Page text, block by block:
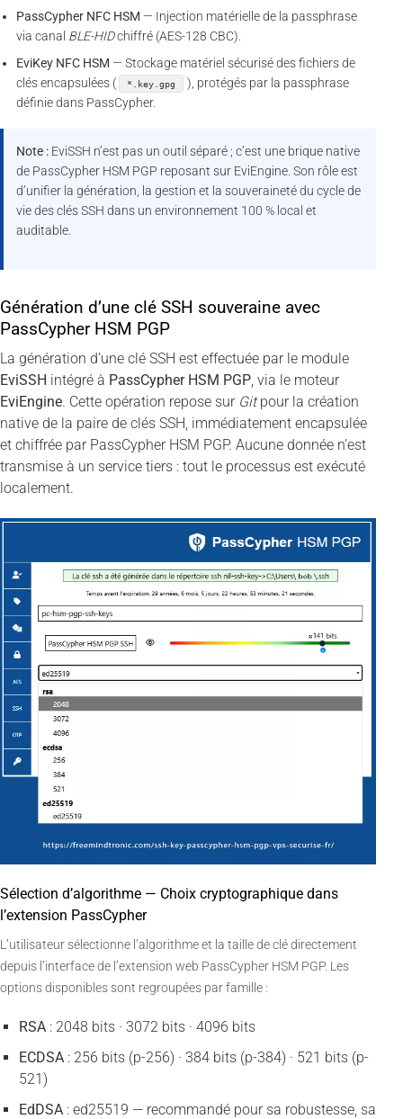
PassCypher NFC HSM — Injection matérielle de la passphrase
via canal BLE-HIDchiffré (AES-128 CBC).
EviKey NFC HSM — Stockage matériel sécurisé des fichiers de
clés encapsulées (
*.key.gpg
), protégés par la passphrase
définie dans PassCypher.
Note : EviSSH n’est pas un outil séparé ; c’est une brique native
de PassCypher HSM PGP reposant sur EviEngine. Son rôle est
d’unifier la génération, la gestion et la souveraineté du cycle de
vie des clés SSH dans un environnement 100 % local et
auditable.
Génération d’une clé SSH souveraine avec
PassCypher HSM PGP
La génération d’une clé SSH est effectuée par le module
EviSSH intégré à PassCypher HSM PGP, via le moteur
EviEngine. Cette opération repose sur Gitpour la création
native de la paire de clés SSH, immédiatement encapsulée
et chiffrée par PassCypher HSM PGP. Aucune donnée n’est
transmise à un service tiers : tout le processus est exécuté
localement.
Sélection d’algorithme — Choix cryptographique dans
l’extension PassCypher
L’utilisateur sélectionne l’algorithme et la taille de clé directement
depuis l’interface de l’extension web PassCypher HSM PGP. Les
options disponibles sont regroupées par famille :
RSA: 2048 bits · 3072 bits · 4096 bits
ECDSA: 256 bits (p-256) · 384 bits (p-384) · 521 bits (p-
521)
EdDSA: ed25519 — recommandé pour sa robustesse, sa